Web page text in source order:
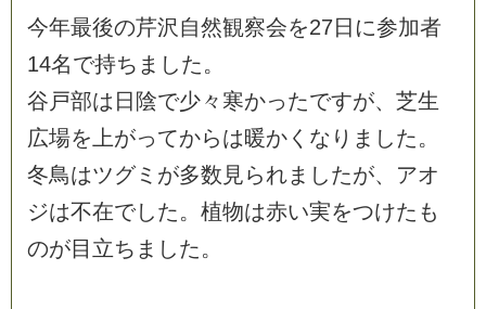
今年最後の芹沢 自然観察会を27日 に参加者
14名で持ち ま した。
谷 戸部は 日 陰で少々 寒かったですが、 芝生
広場を 上がってからは暖か く な り ま した。
冬鳥はツグミ が多数 見られま したが、 アオ
ジは不在でした。 植物は赤い実をつけた も
のが目 立ち ま した。